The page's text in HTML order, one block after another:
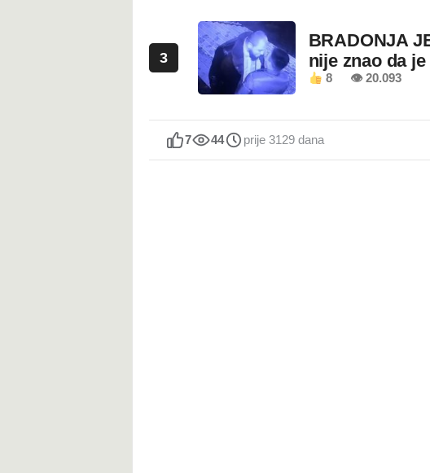
3
BRADONJA
nije znao da
8 👁 20.093
7 44 prije 3129 dana